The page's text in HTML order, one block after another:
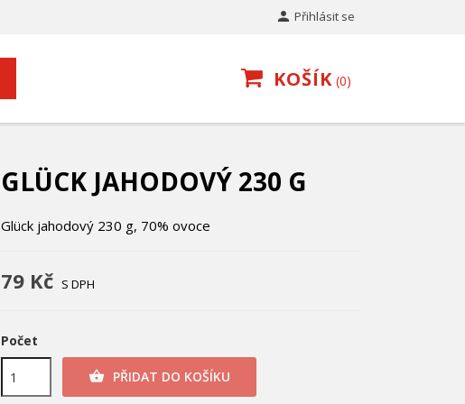
 Přihlásit se
KOŠÍK 0
GLÜCK JAHODOVÝ 230 G
Glück jahodový 230 g, 70% ovoce
79 Kč S DPH
Počet
 PŘIDAT DO KOŠÍKU